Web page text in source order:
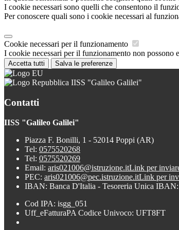
I cookie necessari sono quelli che consentono il
Per conoscere quali sono i cookie necessari al
Cookie necessari per il funzionamento
I cookie necessari per il funzionamento non
Accetta tutti Salva le preferenze
IISS "Galileo Galilei"
Contatti
IISS "Galileo Galilei"
Piazza F. Bonilli, 1 - 52014 Poppi (AR)
Tel: 0575520268
Tel: 0575520269
Email: aris021006@istruzione.itLink per
PEC: aris021006@pec.istruzione.itLink per
IBAN: Banca D'Italia - Tesoreria Unica
Cod IPA: isgg_051
Uff_eFatturaPA Codice Univoco: UFT8FT